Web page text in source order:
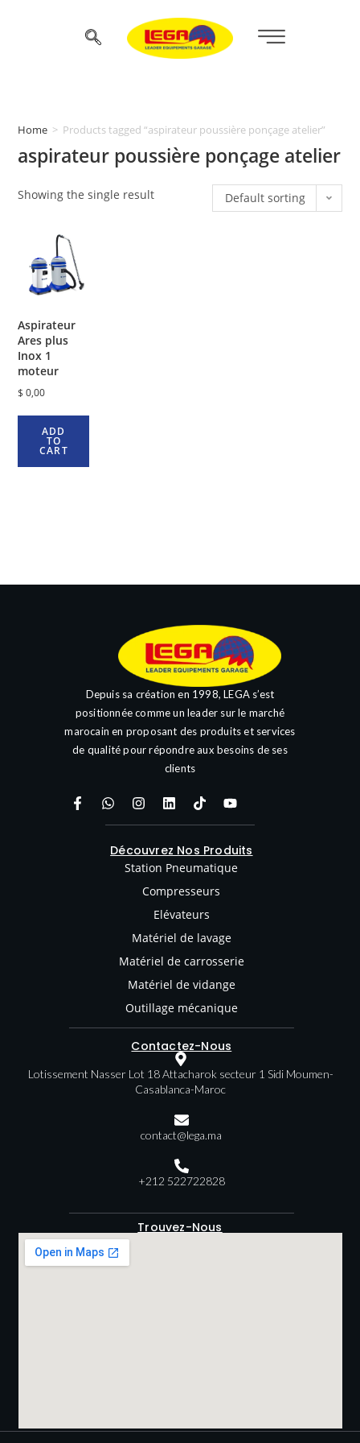
Home > Products tagged “aspirateur poussière ponçage atelier”
aspirateur poussière ponçage atelier
Showing the single result Default sorting
Aspirateur
Ares plus
Inox 1
moteur
$ 0,00
ADD
TO
CART
Depuis sa création en 1998, LEGA s’est
positionnée comme un leader sur le marché
marocain en proposant des produits et services
de qualité pour répondre aux besoins de ses
clients
Découvrez Nos Produits
Station Pneumatique
Compresseurs
Elévateurs
Matériel de lavage
Matériel de carrosserie
Matériel de vidange
Outillage mécanique
Contactez-Nous
Lotissement Nasser Lot 18 Attacharok secteur 1 Sidi Moumen-
Casablanca-Maroc
contact@lega.ma
+212 522722828
Trouvez-Nous